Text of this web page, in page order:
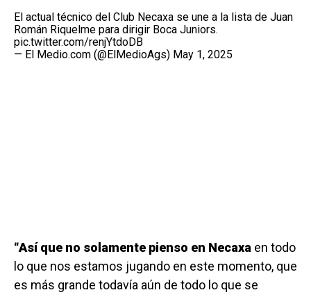
El actual técnico del Club Necaxa se une a la lista de Juan
Román Riquelme para dirigir Boca Juniors.
pic.twitter.com/renjYtdoDB
— El Medio.com (@ElMedioAgs) May 1, 2025
“Así que no solamente pienso en Necaxa en todo
lo que nos estamos jugando en este momento, que
es más grande todavía aún de todo lo que se